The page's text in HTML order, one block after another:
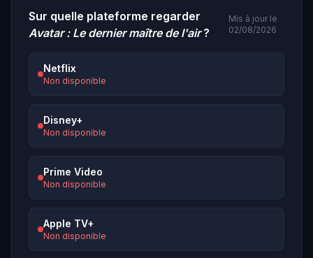
Sur quelle plateforme regarder
Avatar : Le dernier maître de l'air?
Mis à jour le
02/08/2026
Netflix
Non disponible
Disney+
Non disponible
Prime Video
Non disponible
Apple TV+
Non disponible